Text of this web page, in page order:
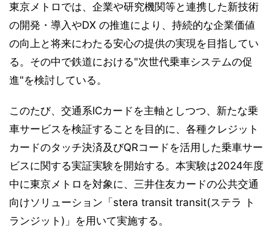
東京メトロでは、企業や研究機関等と連携した新技術
の開発・導入やDX の推進により、持続的な企業価値
の向上と将来にわたる安心の提供の実現を目指してい
る。その中で鉄道における"次世代乗車システムの促
進"を検討している。
このたび、交通系ICカードを主軸としつつ、新たな乗
車サービスを検証することを目的に、各種クレジット
カードのタッチ決済及びQRコードを活用した乗車サー
ビスに関する実証実験を開始する。本実験は2024年度
中に東京メトロを対象に、三井住友カードの公共交通
向けソリューション「stera transit transit(ステラ ト
ランジット)」を用いて実施する。